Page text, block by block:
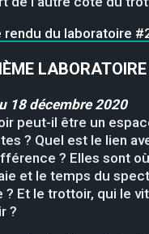
rendu du laboratoire
LABORATOIRE
18 décembre 2020
peut-il être un
? Quel est le lien
? Elles sont
et le temps du
? Et le trottoir, qui le
?